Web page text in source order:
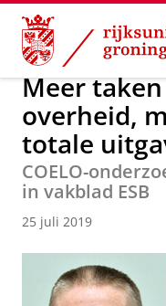
Skip
Content
Skip
Navigation
Over ons Actueel
Meer
overheid,
totale
COELO-
in vakblad ESB
25 juli 2019